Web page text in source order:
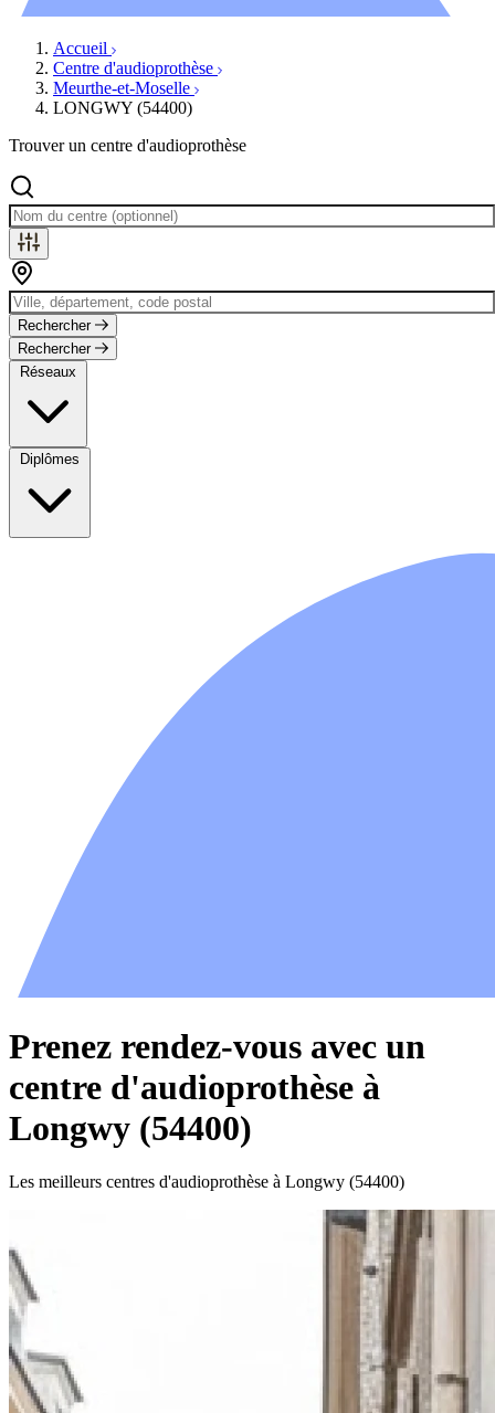
Accueil
Centre d'audioprothèse
Meurthe-et-Moselle
LONGWY (54400)
Trouver un centre d'audioprothèse
Rechercher
Rechercher
Réseaux
Diplômes
Prenez rendez-vous avec un
centre d'audioprothèse à
Longwy (54400)
Les meilleurs centres d'audioprothèse à Longwy (54400)